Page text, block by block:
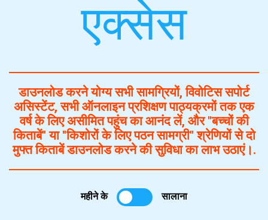
एक्सेस
डाउनलोड करने योग्य सभी सामग्रियों, विवोटिस सपोर्ट
असिस्टेंट, सभी ऑनलाइन प्रशिक्षण पाठ्यक्रमों तक एक
वर्ष के लिए असीमित पहुंच का आनंद लें, और "बच्चों की
किताबें" या "किशोरों के लिए पठन सामग्री" श्रेणियों से दो
मुफ्त किताबें डाउनलोड करने की सुविधा का लाभ उठाएं।.
महीने के सालाना